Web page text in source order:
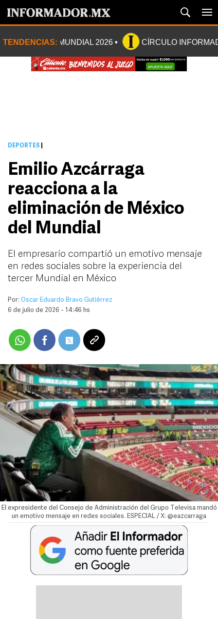
TENDENCIAS: MUNDIAL 2026 CÍRCULO
DEPORTES
Emilio Azcárraga
reacciona a la
eliminación de México
del Mundial
El empresario compartió un emotivo mensaje
en redes sociales sobre la experiencia del
tercer Mundial en México
Por: Oscar Eduardo Bravo Gutiérrez
6 de julio de 2026 - 14:46 hs
El expresidente del Consejo de Administración del Grupo Televisa mandó
un emotivo mensaje en redes sociales. ESPECIAL / X: @eazcarraga